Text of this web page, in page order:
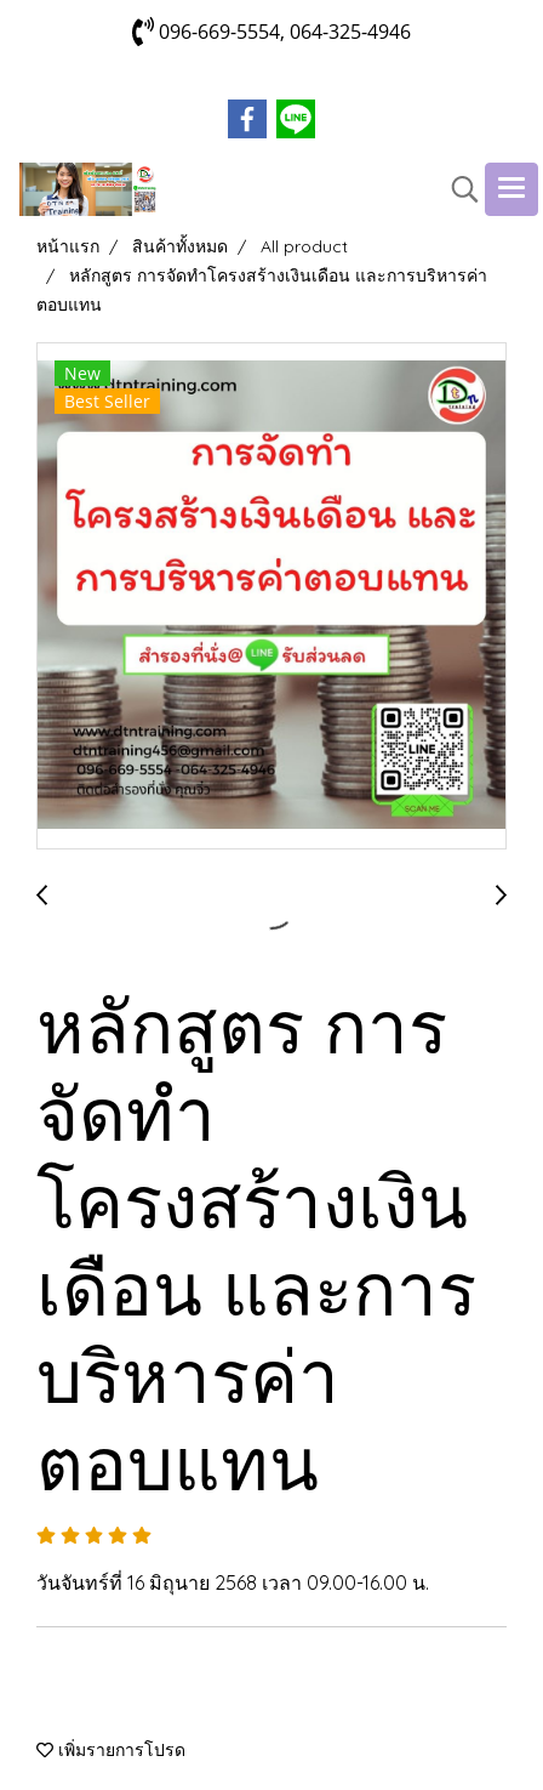
096-669-5554, 064-325-4946
หน้าแรก สินค้าทั้งหมด
All product
หลักสูตร การจัดทำโครงสร้างเงินเดือน และการบริหารค่า
ตอบแทน
New
Best Seller
หลักสูตร การ
จัดทำ
โครงสร้างเงิน
เดือน และการ
บริหารค่า
ตอบแทน
วันจันทร์ที่ 16 มิถุนาย 2568 เวลา 09.00-16.00 น.
เพิ่มรายการโปรด